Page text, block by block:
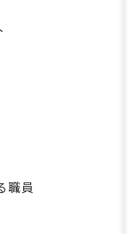
職員